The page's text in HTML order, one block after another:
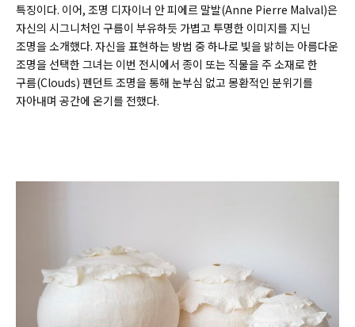
특징이다. 이어, 조명 디자이너 안 피에르 말발(Anne Pierre Malval)은
자신의 시그니처인 구름이 부유하듯 가볍고 투명한 이미지를 지닌
조명을 소개했다. 자신을 표현하는 방법 중 하나로 빛을 밝히는 아름다운
조명을 선택한 그녀는 이번 전시에서 종이 또는 직물을 주 소재로 한
구름(Clouds) 펜던트 조명을 통해 눈부심 없고 몽환적인 분위기를
자아내며 공간에 온기를 전했다.